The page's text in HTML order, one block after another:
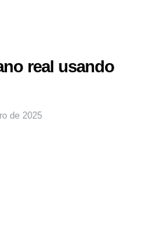
real usando
de 2025